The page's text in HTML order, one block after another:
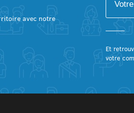
avec notre
Et
votre